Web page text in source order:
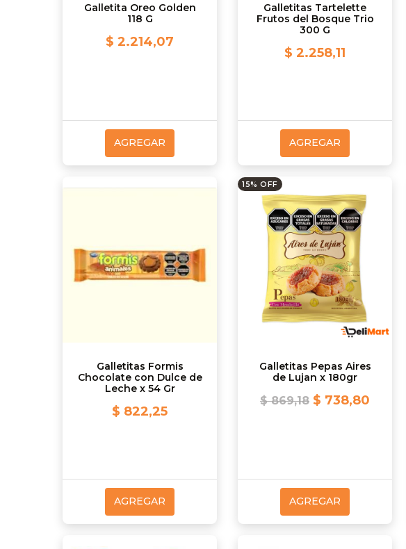
Galletita Oreo Golden
118 G
$ 2.214,07
AGREGAR
Galletitas Tartelette
Frutos del Bosque Trio
300 G
$ 2.258,11
AGREGAR
Galletitas Formis
Chocolate con Dulce de
Leche x 54 Gr
$ 822,25
AGREGAR
15% OFF
Galletitas Pepas Aires
de Lujan x 180gr
$ 869,18 $ 738,80
AGREGAR